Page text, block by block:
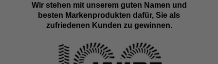
Wir stehen mit unserem guten Namen und
besten Markenprodukten dafür, Sie als
zufriedenen Kunden zu gewinnen.